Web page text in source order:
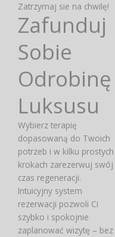
Zatrzymaj sie na chwilę!
Zafunduj
Sobie
Odrobinę
Luksusu
Wybierz terapię
dopasowaną do Twoich
potrzeb i w kilku prostych
krokach zarezerwuj swój
czas regeneracji.
Intuicyjny system
rezerwacji pozwoli Ci
szybko i spokojnie
zaplanować wizytę – bez